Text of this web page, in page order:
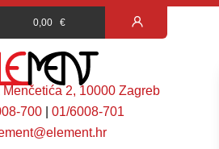
0,00 €
2, 10000 Zagreb
700 |01/6008-701